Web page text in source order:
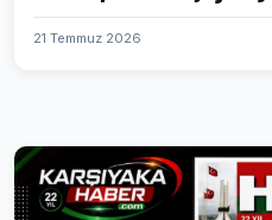
21 Temmuz 2026